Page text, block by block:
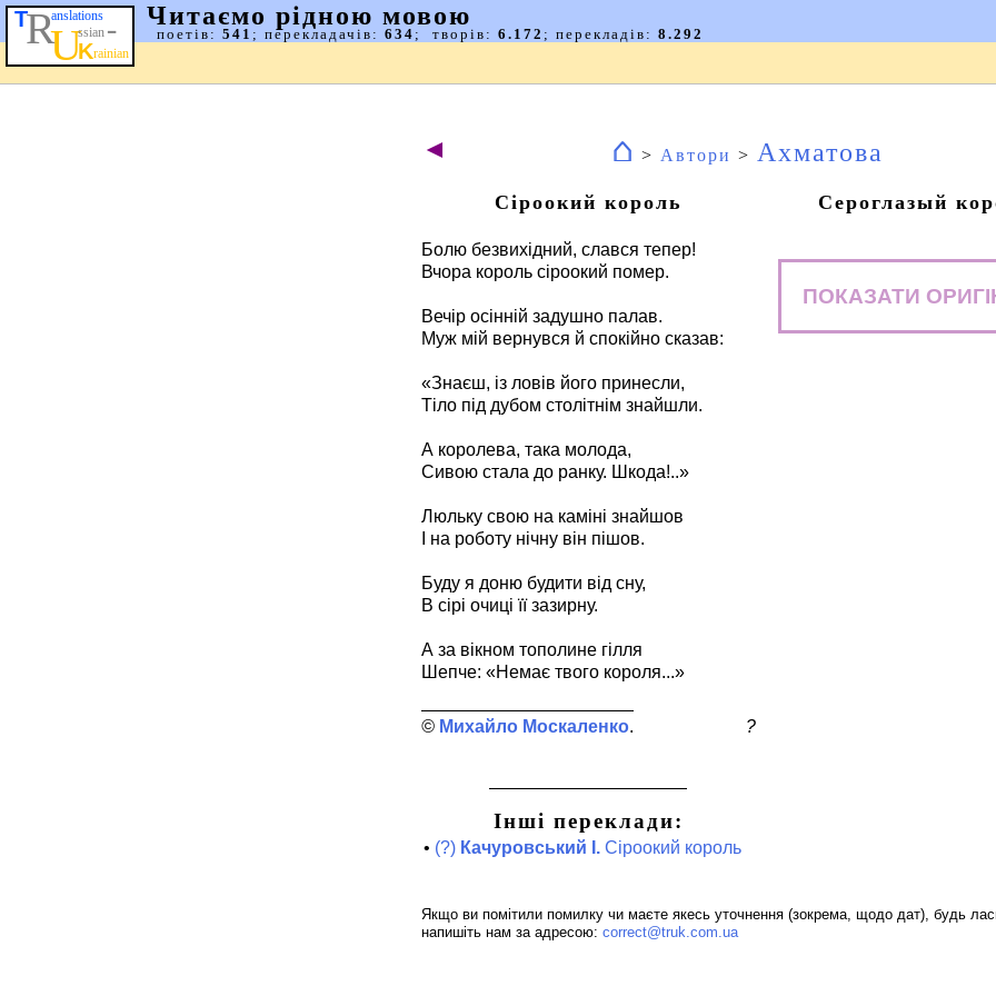
◄ ⌂ > Автори > Ахматова
Сіроокий король
Болю безвихідний, слався тепер!
Вчора король сіроокий помер.
Вечір осінній задушно палав.
Муж мій вернувся й спокійно сказав:
«Знаєш, із ловів його принесли,
Тіло під дубом столітнім знайшли.
А королева, така молода,
Сивою стала до ранку. Шкода!..»
Люльку свою на каміні знайшов
І на роботу нічну він пішов.
Буду я доню будити від сну,
В сірі очиці її зазирну.
А за вікном тополине гілля
Шепче: «Немає твого короля...»
Михайло Москаленко ?
Інші переклади:
• (?) Качуровський І.Сіроокий король
Сероглазый
ПОКАЗАТИ
Якщо ви помітили помилку чи маєте якесь уточнення (зокрема, щодо дат), будь
напишіть нам за адресою: correct@truk.com.ua